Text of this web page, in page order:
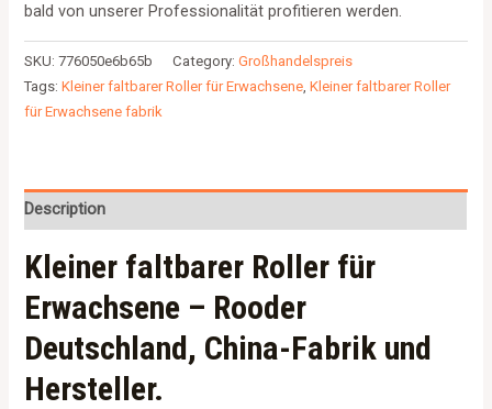
bald von unserer Professionalität profitieren werden.
SKU:776050e6b65b Category:Großhandelspreis
Tags:Kleiner faltbarer Roller für Erwachsene,Kleiner faltbarer Roller
für Erwachsene fabrik
Description
Kleiner faltbarer Roller für
Erwachsene – Rooder
Deutschland, China-Fabrik und
Hersteller.